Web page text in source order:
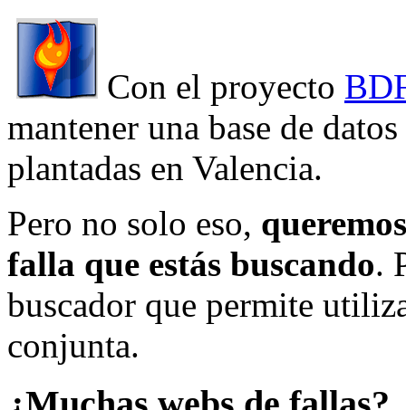
Con el proyecto
mantener una base de
plantadas en Valencia.
Pero no solo eso,
falla que estás buscando.
buscador que permite
conjunta.